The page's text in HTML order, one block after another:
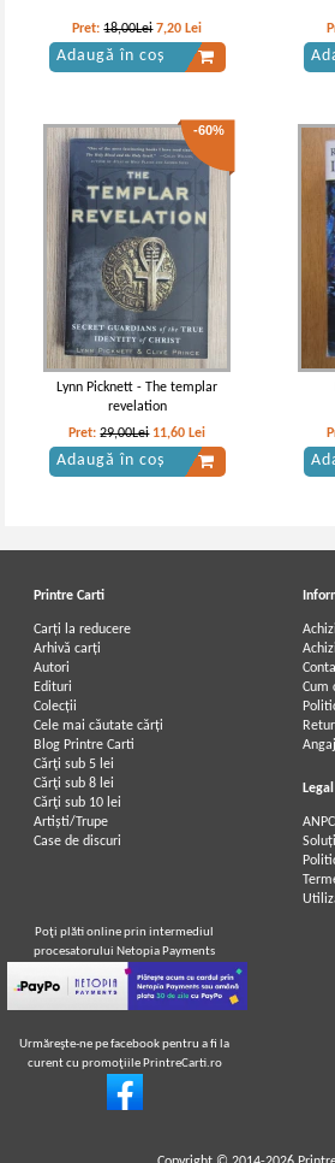
Gabriel Garcia Marquez - Un veac de
singuratate
Gabriel Garcia Marquez - One
Gabriel Garcia Marquez - One
hundred years of solitude
Pret:18,00Lei 7,20 Lei
Adaugă în coș
-60%
Lynn Picknett - The templar
revelation
Pret:29,00Lei 11,60 Lei
Adaugă în coș
Printre Carti
Carți la reducere
Arhivă carți
Autori
Edituri
Colecții
Cele mai căutate cărți
Blog Printre Carti
Cărţi sub 5 lei
Cărţi sub 8 lei
Cărţi sub 10 lei
Artiști/Trupe
Case de discuri
Cum
Legal
ANPC
Poţi plăti online prin intermediul
procesatorului Netopia Payments
Urmăreşte-ne pe facebook pentru a fi la
curent cu promoţiile PrintreCarti.ro